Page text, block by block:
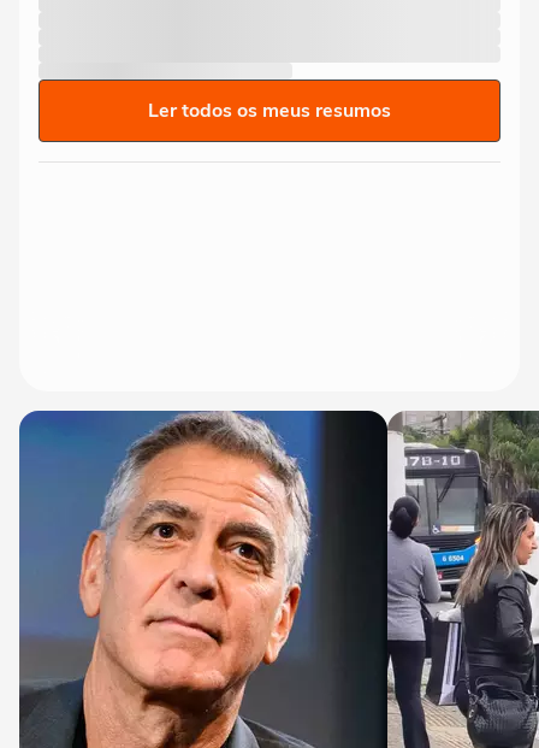
Ler todos os meus resumos